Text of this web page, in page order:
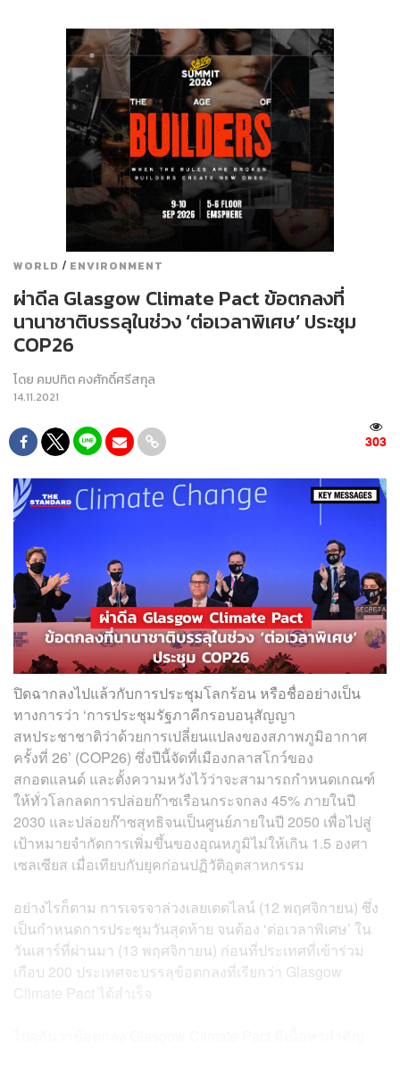
WORLD / ENVIRONMENT
ผ่าดีล Glasgow Climate Pact ข้อตกลงที่
นานาชาติบรรลุในช่วง ‘ต่อเวลาพิเศษ’ ประชุม
COP26
โดย คมปทิต คงศักดิ์ศรีสกุล
14.11.2021
303
ปิดฉากลงไปแล้วกับการประชุมโลกร้อน หรือชื่ออย่างเป็น
ทางการว่า ‘การประชุมรัฐภาคีกรอบอนุสัญญา
สหประชาชาติว่าด้วยการเปลี่ยนแปลงของสภาพภูมิอากาศ
ครั้งที่ 26’ (COP26) ซึ่งปีนี้จัดที่เมืองกลาสโกว์ของ
สกอตแลนด์ และตั้งความหวังไว้ว่าจะสามารถกำหนดเกณฑ์
ให้ทั่วโลกลดการปล่อยก๊าซเรือนกระจกลง 45% ภายในปี
2030 และปล่อยก๊าซสุทธิจนเป็นศูนย์ภายในปี 2050 เพื่อไปสู่
เป้าหมายจำกัดการเพิ่มขึ้นของอุณหภูมิไม่ให้เกิน 1.5 องศา
เซลเซียส เมื่อเทียบกับยุคก่อนปฏิวัติอุตสาหกรรม
อย่างไรก็ตาม การเจรจาล่วงเลยเดดไลน์ (12 พฤศจิกายน) ซึ่ง
เป็นกำหนดการประชุมวันสุดท้าย จนต้อง ‘ต่อเวลาพิเศษ’ ใน
วันเสาร์ที่ผ่านมา (13 พฤศจิกายน) ก่อนที่ประเทศที่เข้าร่วม
เกือบ 200 ประเทศจะบรรลุข้อตกลงที่เรียกว่า Glasgow
Climate Pact ได้สำเร็จ